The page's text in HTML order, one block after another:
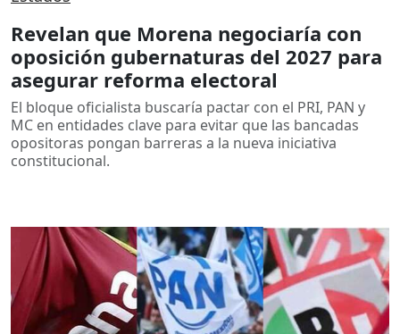
Revelan que Morena negociaría con
oposición gubernaturas del 2027 para
asegurar reforma electoral
El bloque oficialista buscaría pactar con el PRI, PAN y
MC en entidades clave para evitar que las bancadas
opositoras pongan barreras a la nueva iniciativa
constitucional.